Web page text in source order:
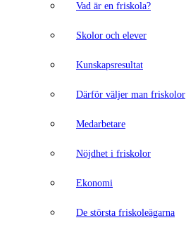
Vad är en friskola?
Skolor och elever
Kunskapsresultat
Därför väljer man friskolor
Medarbetare
Nöjdhet i friskolor
Ekonomi
De största friskoleägarna